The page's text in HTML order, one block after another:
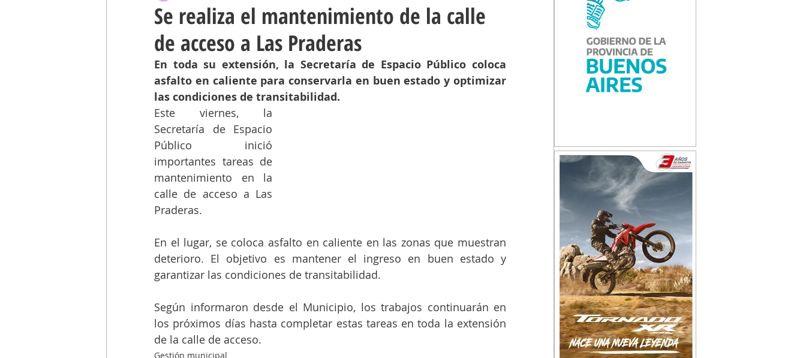
Se realiza el mantenimiento de la calle
de acceso a Las Praderas
En toda su extensión, la Secretaría de Espacio Público coloca
asfalto en caliente para conservarla en buen estado y optimizar
las condiciones de transitabilidad.
Este viernes, la
Secretaría de Espacio
Público inició
importantes tareas de
mantenimiento en la
calle de acceso a Las
Praderas.
En el lugar, se coloca asfalto en caliente en las zonas que muestran
deterioro. El objetivo es mantener el ingreso en buen estado y
garantizar las condiciones de transitabilidad.
Según informaron desde el Municipio, los trabajos continuarán en
los próximos días hasta completar estas tareas en toda la extensión
de la calle de acceso.
Gestión municipal